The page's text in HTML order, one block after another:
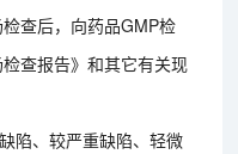
查后，向药品GMP检
查报告》和其它有关现
陷、较严重缺陷、轻微